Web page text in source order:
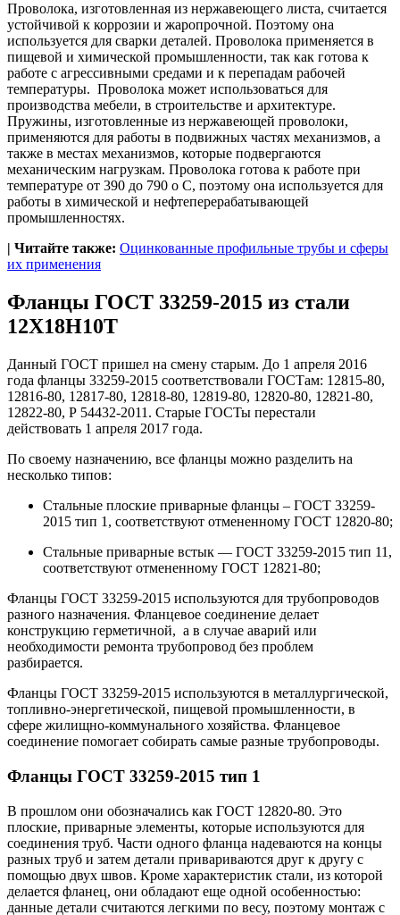
Проволока, изготовленная из нержавеющего листа, считается
устойчивой к коррозии и жаропрочной. Поэтому она
используется для сварки деталей. Проволока применяется в
пищевой и химической промышленности, так как готова к
работе с агрессивными средами и к перепадам рабочей
температуры. Проволока может использоваться для
производства мебели, в строительстве и архитектуре.
Пружины, изготовленные из нержавеющей проволоки,
применяются для работы в подвижных частях механизмов, а
также в местах механизмов, которые подвергаются
механическим нагрузкам. Проволока готова к работе при
температуре от 390 до 790 o С, поэтому она используется для
работы в химической и нефтеперерабатывающей
промышленностях.
| Читайте также: Оцинкованные профильные трубы и сферы
их применения
Фланцы ГОСТ 33259-2015 из стали
12Х18Н10Т
Данный ГОСТ пришел на смену старым. До 1 апреля 2016
года фланцы 33259-2015 соответствовали ГОСТам: 12815-80,
12816-80, 12817-80, 12818-80, 12819-80, 12820-80, 12821-80,
12822-80, Р 54432-2011. Старые ГОСТы перестали
действовать 1 апреля 2017 года.
По своему назначению, все фланцы можно разделить на
несколько типов:
Стальные плоские приварные фланцы – ГОСТ 33259-
2015 тип 1, соответствуют отмененному ГОСТ 12820-80;
Стальные приварные встык — ГОСТ 33259-2015 тип 11,
соответствуют отмененному ГОСТ 12821-80;
Фланцы ГОСТ 33259-2015 используются для трубопроводов
разного назначения. Фланцевое соединение делает
конструкцию герметичной, а в случае аварий или
необходимости ремонта трубопровод без проблем
разбирается.
Фланцы ГОСТ 33259-2015 используются в металлургической,
топливно-энергетической, пищевой промышленности, в
сфере жилищно-коммунального хозяйства. Фланцевое
соединение помогает собирать самые разные трубопроводы.
Фланцы ГОСТ 33259-2015 тип 1
В прошлом они обозначались как ГОСТ 12820-80. Это
плоские, приварные элементы, которые используются для
соединения труб. Части одного фланца надеваются на концы
разных труб и затем детали привариваются друг к другу с
помощью двух швов. Кроме характеристик стали, из которой
делается фланец, они обладают еще одной особенностью:
данные детали считаются легкими по весу, поэтому монтаж с